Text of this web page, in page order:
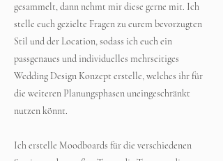
gesammelt, dann nehmt mir diese gerne mit. Ich
stelle euch gezielte Fragen zu eurem bevorzugten
Stil und der Location, sodass ich euch ein
passgenaues und individuelles mehrseitiges
Wedding Design Konzept erstelle, welches ihr für
die weiteren Planungsphasen uneingeschränkt
nutzen könnt.
Ich erstelle Moodboards für die verschiedenen